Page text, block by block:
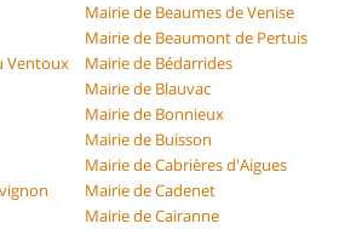
Mairie de Beaumes de Venise
Mairie de Beaumont de Pertuis
Ventoux
Mairie de Bédarrides
Mairie de Blauvac
Mairie de Bonnieux
Mairie de Buisson
Mairie de Cabrières d'Aigues
Mairie de Cadenet
Mairie de Cairanne